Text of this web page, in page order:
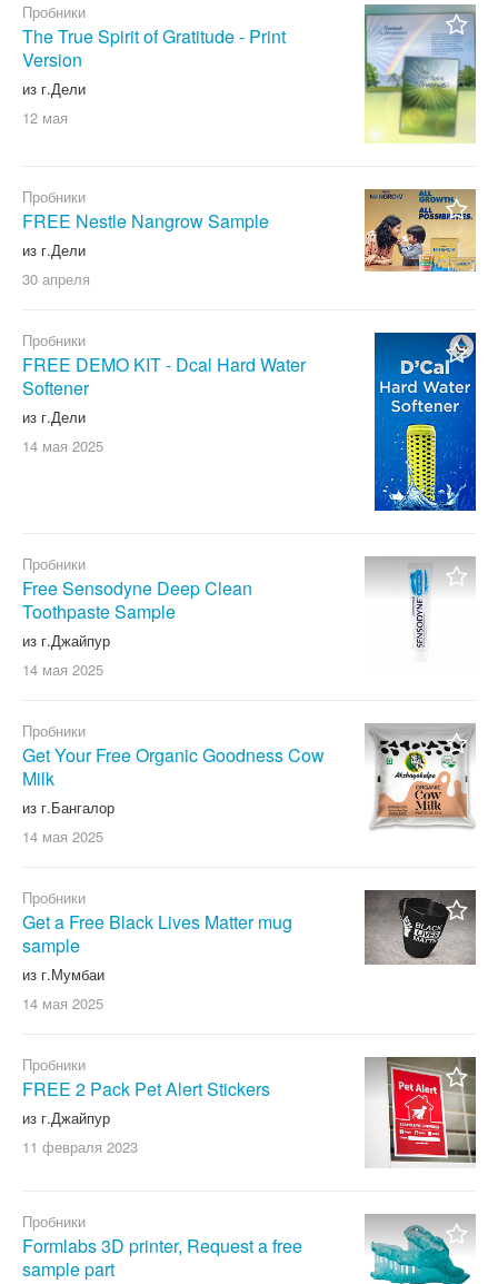
Пробники
The True Spirit of Gratitude - Print
Version
из г.Дели
12 мая
Пробники
FREE Nestle Nangrow Sample
из г.Дели
30 апреля
Пробники
FREE DEMO KIT - Dcal Hard Water
Softener
из г.Дели
14 мая 2025
Пробники
Free Sensodyne Deep Clean
Toothpaste Sample
из г.Джайпур
14 мая 2025
Пробники
Get Your Free Organic Goodness Cow
Milk
из г.Бангалор
14 мая 2025
Пробники
Get a Free Black Lives Matter mug
sample
из г.Мумбаи
14 мая 2025
Пробники
FREE 2 Pack Pet Alert Stickers
из г.Джайпур
11 февраля 2023
Пробники
Formlabs 3D printer, Request a free
sample part